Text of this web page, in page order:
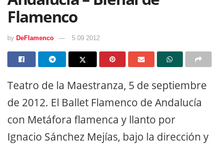
Flamenco
by DeFlamenco 5 09 2012
Teatro de la Maestranza, 5 de septiembre
de 2012. El Ballet Flamenco de Andalucía
con Metáfora flamenca y llanto por
Ignacio Sánchez Mejías, bajo la dirección y